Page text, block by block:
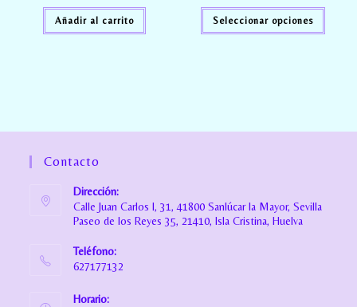
Añadir al carrito Seleccionar opciones
Contacto
Dirección:
Calle Juan Carlos I, 31, 41800 Sanlúcar la Mayor, Sevilla
Paseo de los Reyes 35, 21410, Isla Cristina, Huelva
Teléfono:
627177132
Horario: